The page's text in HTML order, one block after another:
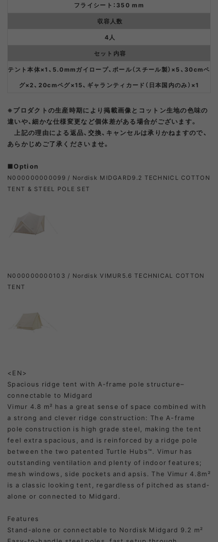
フライシート：350 mm
収容人数
4人
セット内容
テント本体×1、5.0mmガイロープ、ポール（スチール製）×5、30cmペ
グ×2、20cmペグ×15、ギャランティカード（日本国内のみ）×1
※プロダクトの生産時期により掲載画像とコットン生地の色味の
違いや、細かな仕様変更など個体差がある場合がございます。
上記の理由による返品、交換、キャンセルは承りかねますので、
あらかじめご了承くださいませ。
■Option
N000000000099 / Nordisk MIDGARD9.2 TECHNICL COTTON
TENT & STEEL POLE SET
N000000000103 / Nordisk VIMUR5.6 TECHNICAL COTTON
TENT
<EN>
Spacious ridge tent with A-frame pole structure–
connectable to Midgard
Vimur 4.8 m² has a great sense of space combined with
a strong and clever ridge construction: The A-frame
pole construction is high grade steel, making the tent
feel extra spacious, and is reinforced by a ridge pole
between the two patented Turtle Hubs™. Vimur has
outstanding ventilation and plenty of indoor features;
mesh windows, side pockets and apsis. The Vimur 4.8m²
is a classic looking tent, regardless of pitched as stand-
alone or connected to Midgard.
Features
Stand-alone or connectable to Nordisk Midgard 9.2 m²